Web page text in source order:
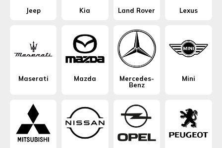
Jeep Kia Land Rover Lexus
Maserati Mazda
Mercedes-
Benz
Mini